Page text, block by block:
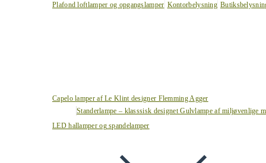
Plafond loftlamper og opgangslamper Kontorbelysning
Capelo lamper af Le Klint designer Flemming Agger
Standerlampe – klasssisk designet Gulvlampe af miljøvenlige
LED hallamper og spandelamper